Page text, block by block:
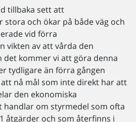
tillbaka sett att
stora och ökar på både väg och
vid förra
vikten av att vårda den
det kommer vi att göra denna
tydligare än förra gången
nå mål som inte direkt har att
den ekonomiska
handlar om styrmedel som ofta
åtgärder och som återfinns i